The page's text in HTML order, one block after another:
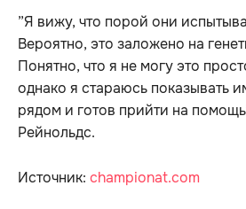
”Я вижу, что порой они
Вероятно, это заложено на
Понятно, что я не могу это
однако я стараюсь показывать
рядом и готов прийти на
Рейнольдс.
Источник: championat.com